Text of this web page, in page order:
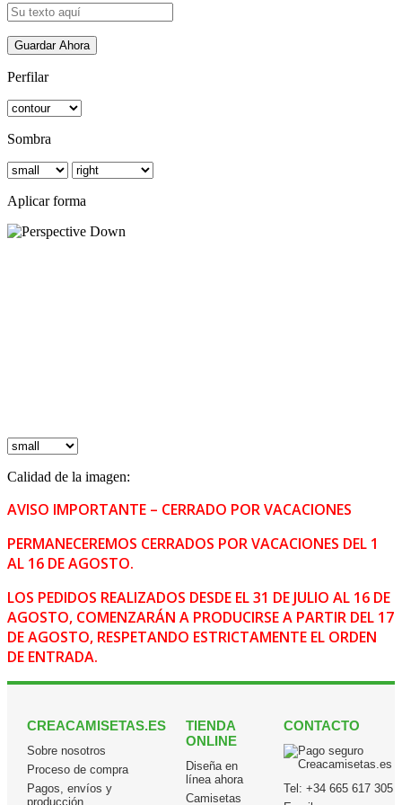
Guardar Ahora
Perfilar
Sombra
Aplicar forma
Calidad de la imagen:
AVISO IMPORTANTE – CERRADO POR VACACIONES
PERMANECEREMOS CERRADOS POR VACACIONES DEL 1
AL 16 DE AGOSTO.
LOS PEDIDOS REALIZADOS DESDE EL 31 DE JULIO AL 16 DE
AGOSTO, COMENZARÁN A PRODUCIRSE A PARTIR DEL 17
DE AGOSTO, RESPETANDO ESTRICTAMENTE EL ORDEN
DE ENTRADA.
CREACAMISETAS.ES
Sobre nosotros
Proceso de compra
Pagos, envíos y
producción
TIENDA
ONLINE
Diseña en
línea ahora
Camisetas
CONTACTO
Tel: +34 665 617 305